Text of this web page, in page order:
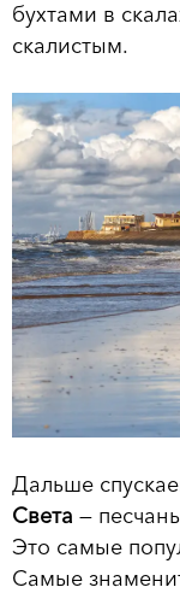
бухтами в
скалистым.
Дальше
Света —
Это самые
Самые